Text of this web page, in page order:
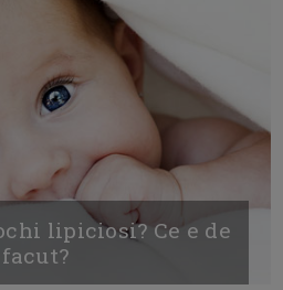
lipiciosi? Ce e de
facut?